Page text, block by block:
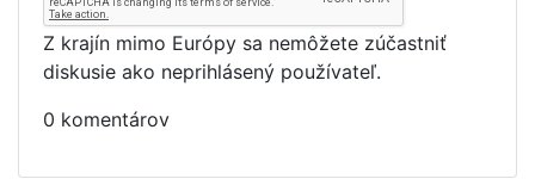
Z krajín mimo Európy sa nemôžete zúčastniť
diskusie ako neprihlásený používateľ.
0 komentárov